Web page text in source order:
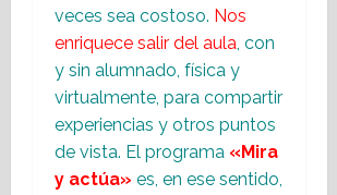
veces sea costoso. Nos
enriquece salir del aula, con
y sin alumnado, física y
virtualmente, para compartir
experiencias y otros puntos
de vista. El programa «Mira
y actúa» es, en ese sentido,